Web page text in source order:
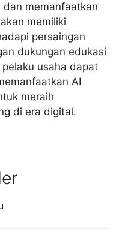
memanfaatkan
memiliki
persaingan
dukungan edukasi
usaha dapat
AI
meraih
di era digital.